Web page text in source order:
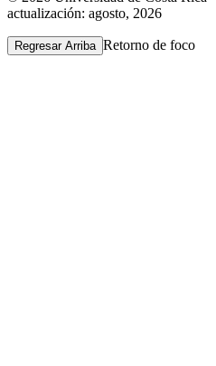
actualización: agosto, 2026
Regresar Arriba Retorno de foco